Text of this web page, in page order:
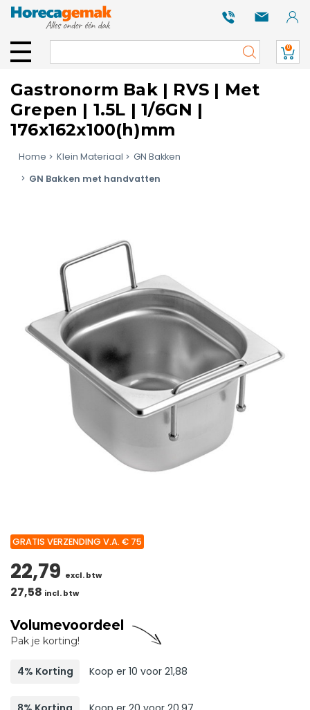
0
Gastronorm Bak | RVS | Met
Grepen | 1.5L | 1/6GN |
176x162x100(h)mm
Home Klein Materiaal
GN Bakken
GN Bakken met handvatten
GRATIS VERZENDING V.A. € 75
22,79 excl. btw
27,58 incl. btw
Volumevoordeel
Pak je korting!
4% Korting Koop er 10 voor 21,88